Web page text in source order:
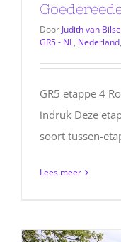
Door Judith van
GR5 - NL, Nederland,
GR5 etappe 4
indruk Deze
soort tussen-
Lees meer